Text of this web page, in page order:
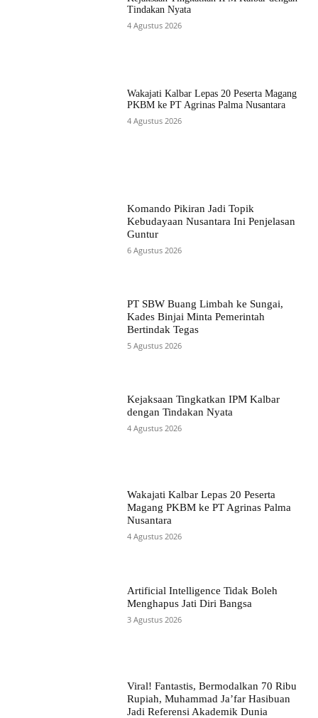
Tindakan Nyata
4 Agustus 2026
Wakajati Kalbar Lepas 20 Peserta Magang
PKBM ke PT Agrinas Palma Nusantara
4 Agustus 2026
Komando Pikiran Jadi Topik
Kebudayaan Nusantara Ini Penjelasan
Guntur
6 Agustus 2026
PT SBW Buang Limbah ke Sungai,
Kades Binjai Minta Pemerintah
Bertindak Tegas
5 Agustus 2026
Kejaksaan Tingkatkan IPM Kalbar
dengan Tindakan Nyata
4 Agustus 2026
Wakajati Kalbar Lepas 20 Peserta
Magang PKBM ke PT Agrinas Palma
Nusantara
4 Agustus 2026
Artificial Intelligence Tidak Boleh
Menghapus Jati Diri Bangsa
3 Agustus 2026
Viral! Fantastis, Bermodalkan 70 Ribu
Rupiah, Muhammad Ja’far Hasibuan
Jadi Referensi Akademik Dunia